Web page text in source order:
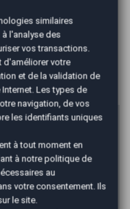
vous
omissions
le réseau AutoEasy
€
similaires
l'analyse des
vos transactions.
d'améliorer votre
et de la validation de
Les types de
navigation, de vos
les identifiants uniques
à tout moment en
à notrepolitique de
au
votre consentement. Ils
le site.